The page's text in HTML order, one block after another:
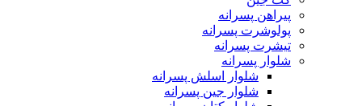
پیراهن پسرانه
پولوشرت پسرانه
تیشرت پسرانه
شلوار پسرانه
شلوار اسلش پسرانه
شلوار جین پسرانه